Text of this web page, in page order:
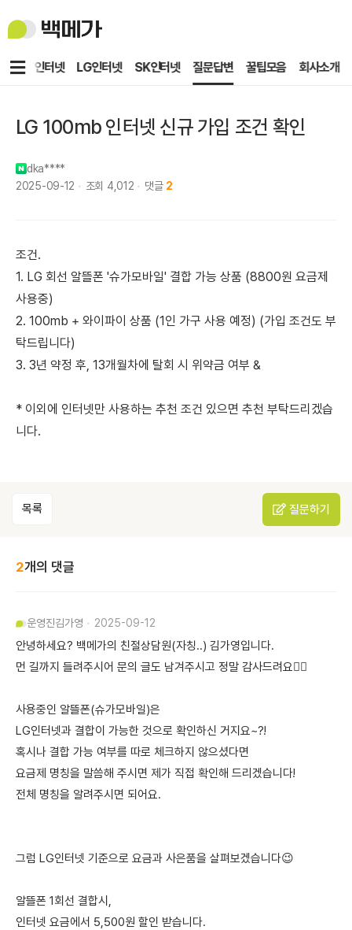
백
메
KT인터넷 LG인터넷 SK인터넷 질문답변 꿀팁모음 회사소개
메
LG 100mb 인터넷 신규 가입 조건 확인
dka****
2025-09-12
조회 4,012 댓글 2
조건.
1. LG 회선 알뜰폰 '슈가모바일' 결합 가능 상품 (8800원 요금제
사용중)
2. 100mb + 와이파이 상품 (1인 가구 사용 예정) (가입 조건도 부
탁드립니다)
3. 3년 약정 후, 13개월차에 탈회 시 위약금 여부 &
* 이외에 인터넷만 사용하는 추천 조건 있으면 추천 부탁드리겠습
니다.
목록 질문하기
2개의 댓글
운영진김가영 2025-09-12
안녕하세요? 백메가의 친절상담원(자칭..) 김가영입니다.
먼 길까지 들려주시어 문의 글도 남겨주시고 정말 감사드려요🙇‍♀️
사용중인 알뜰폰(슈가모바일)은
LG인터넷과 결합이 가능한 것으로 확인하신 거지요~?!
혹시나 결합 가능 여부를 따로 체크하지 않으셨다면
요금제 명칭을 말씀해 주시면 제가 직접 확인해 드리겠습니다!
전체 명칭을 알려주시면 되어요.
그럼 LG인터넷 기준으로 요금과 사은품을 살펴보겠습니다😉
알뜰폰 1회선 결합시,
인터넷 요금에서 5,500원 할인 받습니다.